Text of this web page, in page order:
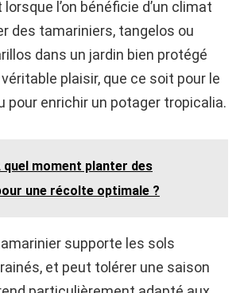
l’on bénéficie d’un climat
des tamariniers, tangelos ou
dans un jardin bien protégé
plaisir, que ce soit pour le
pour enrichir un potager tropicalia.
quel moment planter des
une récolte optimale ?
supporte les sols
et peut tolérer une saison